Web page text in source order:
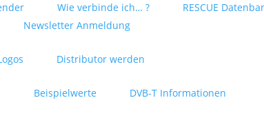
Wie verbinde ich… ?
RESCUE
Newsletter Anmeldung
Distributor werden
Beispielwerte
DVB-T Informationen